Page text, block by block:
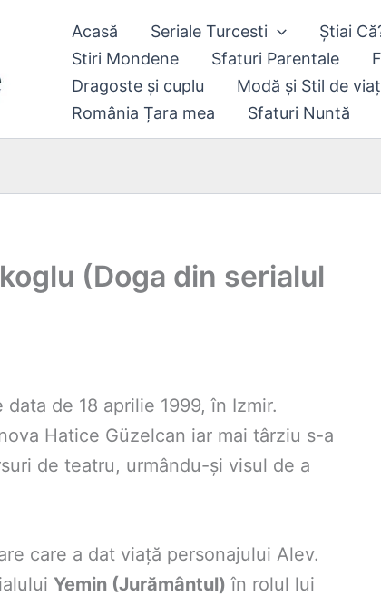
Acasă Seriale Turcesti Știai
Stiri Mondene
Sfaturi Parentale
Dragoste și cuplu
Modă și Stil de
România Țara mea
Sfaturi Nuntă
(Doga din serialul
de 18 aprilie 1999, în Izmir.
Hatice Güzelcan iar mai târziu s-a
de teatru, urmându-și visul de a
care a dat viață personajului Alev.
Yemin (Jurământul) în rolul lui